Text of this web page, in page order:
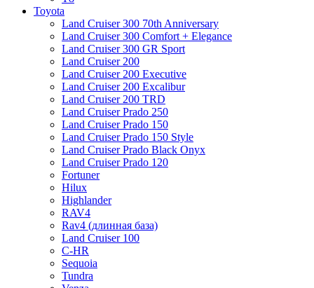
Toyota
Land Cruiser 300 70th Anniversary
Land Cruiser 300 Comfort + Elegance
Land Cruiser 300 GR Sport
Land Cruiser 200
Land Cruiser 200 Executive
Land Cruiser 200 Excalibur
Land Cruiser 200 TRD
Land Cruiser Prado 250
Land Cruiser Prado 150
Land Cruiser Prado 150 Style
Land Cruiser Prado Black Onyx
Land Cruiser Prado 120
Fortuner
Hilux
Highlander
RAV4
Rav4 (длинная база)
Land Cruiser 100
C-HR
Sequoia
Tundra